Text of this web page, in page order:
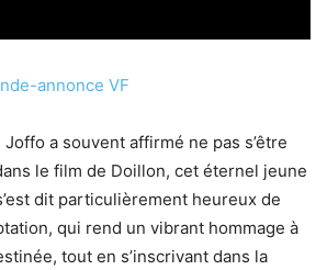
annonce VF
a souvent affirmé ne pas s’être
le film de Doillon, cet éternel jeune
dit particulièrement heureux de
qui rend un vibrant hommage à
tout en s’inscrivant dans la